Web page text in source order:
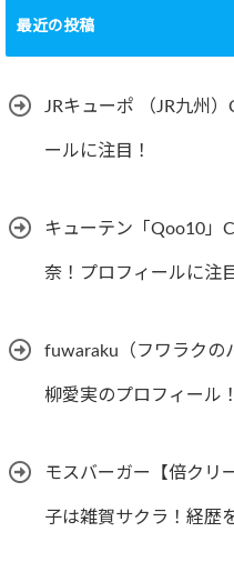
最近の投稿
JRキューポ （JR九州
ールに注目！
キューテン「Qoo10」
奈！プロフィールに注
fuwaraku（フワラクの
柳愛実のプロフィール！
モスバーガー【倍クリ
子は雑賀サクラ！経歴